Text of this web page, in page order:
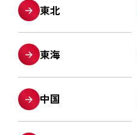
東北
東海
中国